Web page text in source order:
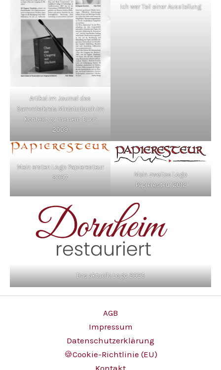
Artikel im Journal des
Sammlerkreis Miniaturbuch im
Kontext zu meinem Buch
2009
Ich war Teil einer Ausstellung
Mein ersten Logo Papieresteur
2007
Mein zweites Logo
Papieresteur 2012
Das aktuelle Logo 2025
AGB
Impressum
Datenschutzerklärung
🍪Cookie-Richtlinie (EU)
Kontakt